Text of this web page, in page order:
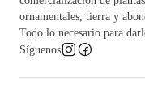
ornamentales, tierra y
Todo lo necesario para
Síguenos